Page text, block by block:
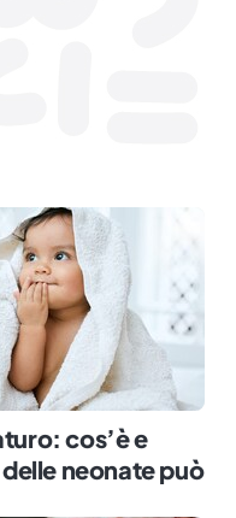
cos’è e
neonate può